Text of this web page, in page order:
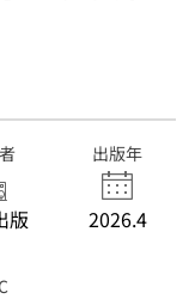
版
出版年
2026.4